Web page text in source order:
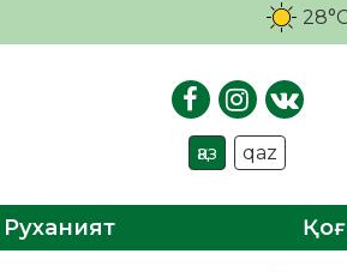
қаз qaz
Руханият